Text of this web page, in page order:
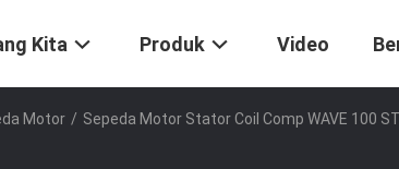
Kita Produk Video
Motor / Sepeda Motor Stator Coil Comp WAVE 100